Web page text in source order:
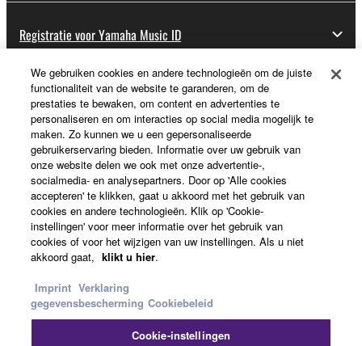
Registratie voor Yamaha Music ID
Over Yamaha
Nederland / België / Luxemburg - Dutch
Business
We gebruiken cookies en andere technologieën om de juiste
functionaliteit van de website te garanderen, om de
prestaties te bewaken, om content en advertenties te
personaliseren en om interacties op social media mogelijk te
maken. Zo kunnen we u een gepersonaliseerde
gebruikerservaring bieden. Informatie over uw gebruik van
onze website delen we ook met onze advertentie-,
socialmedia- en analysepartners. Door op 'Alle cookies
accepteren' te klikken, gaat u akkoord met het gebruik van
cookies en andere technologieën. Klik op 'Cookie-
instellingen' voor meer informatie over het gebruik van
cookies of voor het wijzigen van uw instellingen. Als u niet
akkoord gaat, klikt u hier.
Imprint Verklaring
gegevensbescherming Cookiebeleid
Cookie-instellingen